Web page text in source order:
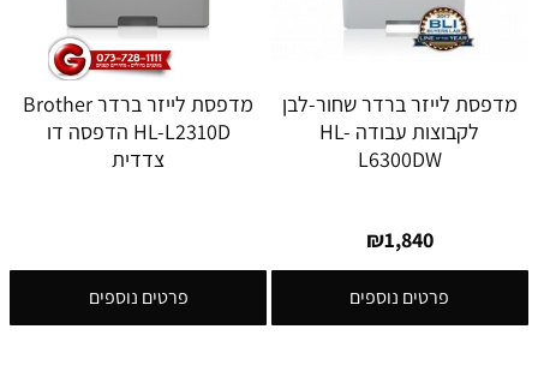
מדפסת לייזר ברדר שחור-לבן
לקבוצות עבודה HL-
L6300DW
₪1,840
פרטים נוספים
מדפסת לייזר ברדר Brother
HL-L2310D הדפסה דו
צדדית
פרטים נוספים